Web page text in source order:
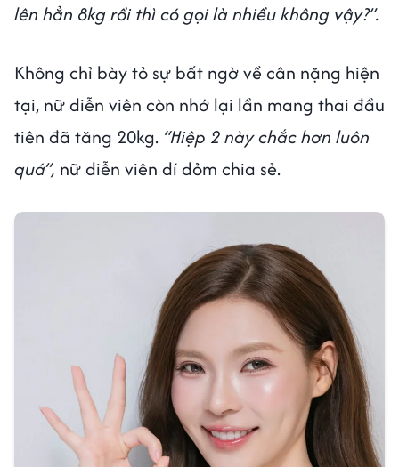
lên hẳn 8kg rồi thì có gọi là nhiều không vậy?”.
Không chỉ bày tỏ sự bất ngờ về cân nặng hiện
tại, nữ diễn viên còn nhớ lại lần mang thai đầu
tiên đã tăng 20kg. “Hiệp 2 này chắc hơn luôn
quá”, nữ diễn viên dí dỏm chia sẻ.